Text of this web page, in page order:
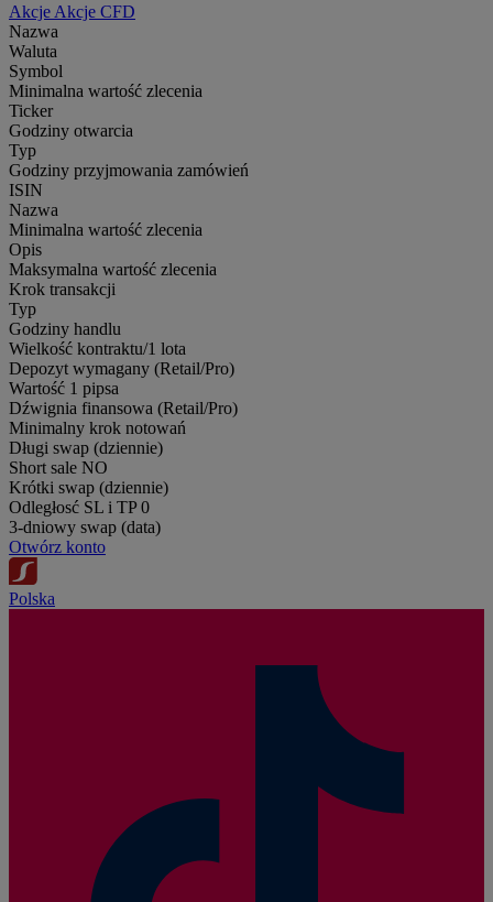
Akcje Akcje CFD
Nazwa
Waluta
Symbol
Minimalna wartość zlecenia
Ticker
Godziny otwarcia
Typ
Godziny przyjmowania zamówień
ISIN
Nazwa
Minimalna wartość zlecenia
Opis
Maksymalna wartość zlecenia
Krok transakcji
Typ
Godziny handlu
Wielkość kontraktu/1 lota
Depozyt wymagany (Retail/Pro)
Wartość 1 pipsa
Dźwignia finansowa (Retail/Pro)
Minimalny krok notowań
Długi swap (dziennie)
Short sale NO
Krótki swap (dziennie)
Odległosć SL i TP 0
3-dniowy swap (data)
Otwórz konto
Polska